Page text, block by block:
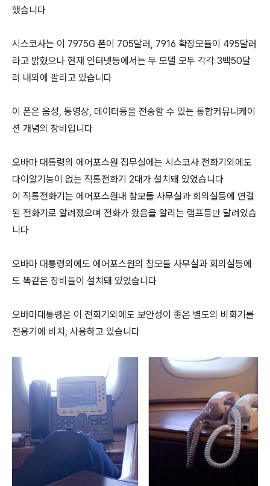
했습니다
시스코사는 이 7975G 폰이 705달러, 7916 확장모듈이 495달러
라고 밝혔으나 현재 인터넷등에서는 두 모델 모두 각각 3백50달
러 내외에 팔리고 있습니다
이 폰은 음성, 동영상, 데이터등을 전송할 수 있는 통합커뮤니케이
션 개념의 장비입니다
오바마 대통령의 에어포스원 집무실에는 시스코사 전화기외에도
다이알기능이 없는 직통전화기 2대가 설치돼 있었습니다
이 직통전화기는 에어포스원내 참모들 사무실과 회의실등에 연결
된 전화기로 알려졌으며 전화가 왔음을 알리는 램프등만 달려있습
니다
오바마 대통령외에도 에어포스원의 참모들 사무실과 회의실등에
도 똑같은 장비들이 설치돼 있었습니다
오바마대통령은 이 전화기외에도 보안성이 좋은 별도의 비화기를
전용기에 비치, 사용하고 있습니다